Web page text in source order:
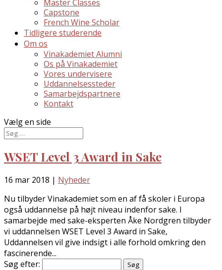
Master Classes
Capstone
French Wine Scholar
Tidligere studerende
Om os
Vinakademiet Alumni
Os på Vinakademiet
Vores undervisere
Uddannelsessteder
Samarbejdspartnere
Kontakt
Vælg en side
WSET Level 3 Award in Sake
16 mar 2018 | Nyheder
Nu tilbyder Vinakademiet som en af få skoler i Europa
også uddannelse på højt niveau indenfor sake. I
samarbejde med sake-eksperten Åke Nordgren tilbyder
vi uddannelsen WSET Level 3 Award in Sake,
Uddannelsen vil give indsigt i alle forhold omkring den
fascinerende...
Søg efter: